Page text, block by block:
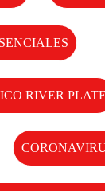
RIVER PLATE